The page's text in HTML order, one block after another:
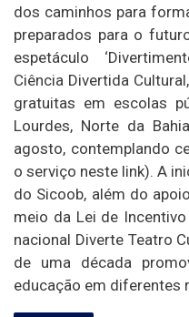
dos caminhos para
preparados para o
espetáculo
Ciência Divertida
gratuitas em escolas
Lourdes, Norte da
agosto, contemplando
o serviço neste link). A
do Sicoob, além do
meio da Lei de
nacional Diverte Teatro
de uma década
educação em diferentes